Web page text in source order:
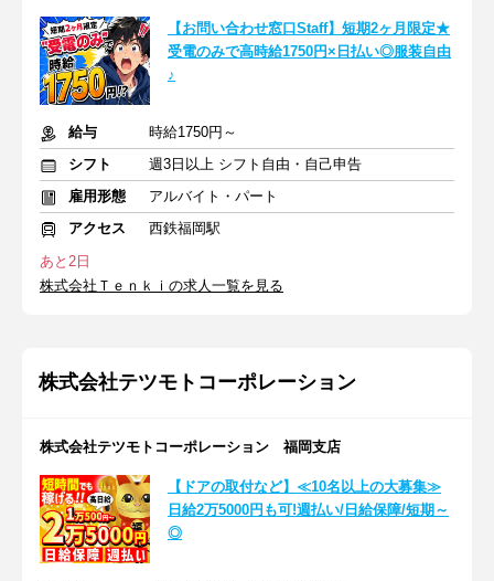
【お問い合わせ窓口Staff】短期2ヶ月限定★
受電のみで高時給1750円×日払い◎服装自由
♪
給与
時給1750円～
シフト
週3日以上 シフト自由・自己申告
雇用形態
アルバイト・パート
アクセス
西鉄福岡駅
あと2日
株式会社Ｔｅｎｋｉの求人一覧を見る
株式会社テツモトコーポレーション
株式会社テツモトコーポレーション 福岡支店
【ドアの取付など】≪10名以上の大募集≫
日給2万5000円も可!週払い/日給保障/短期～
◎